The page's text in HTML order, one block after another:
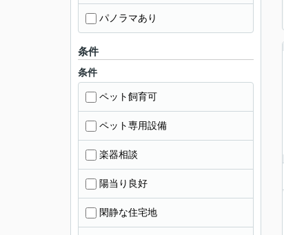
パノラマあり
条件
条件
ペット飼育可
ペット専用設備
楽器相談
陽当り良好
閑静な住宅地